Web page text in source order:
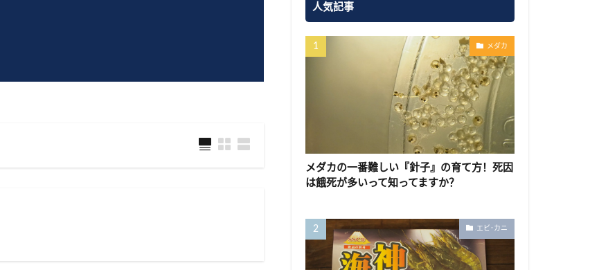
人気記事
メダカ
メダカの一番難しい『針子』の育て方！死因
は餓死が多いって知ってますか？
エビ･カニ